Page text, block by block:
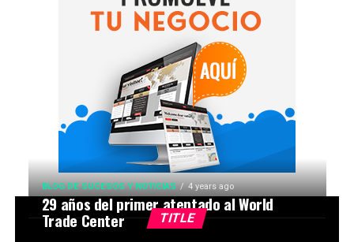
TITLE
BLOG DE SUCESOS Y NOTICIAS 4 years ago
29 años del primer atentado al World
Trade Center